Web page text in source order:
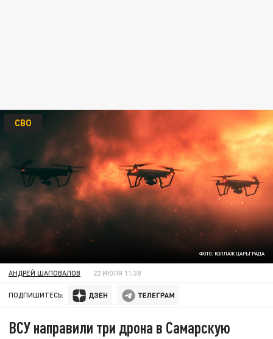
ФОТО: КОЛЛАЖ ЦАРЬГРАДА
СВО
АНДРЕЙ ШАПОВАЛОВ 22 ИЮЛЯ 11:38
ПОДПИШИТЕСЬ:
ВСУ направили три дрона в Самарскую